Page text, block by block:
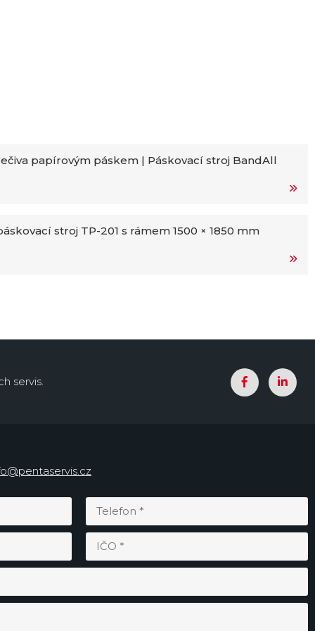
papírovým páskem | Páskovací stroj BandAll
stroj TP-201 s rámem 1500 × 1850 mm
servis.